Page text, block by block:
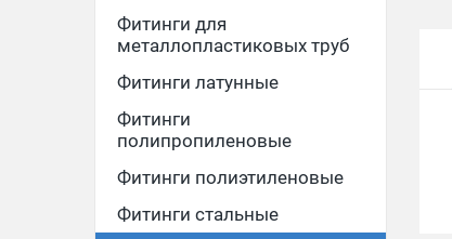
Фитинги для
металлопластиковых труб
Фитинги латунные
Фитинги
полипропиленовые
Фитинги полиэтиленовые
Фитинги стальные